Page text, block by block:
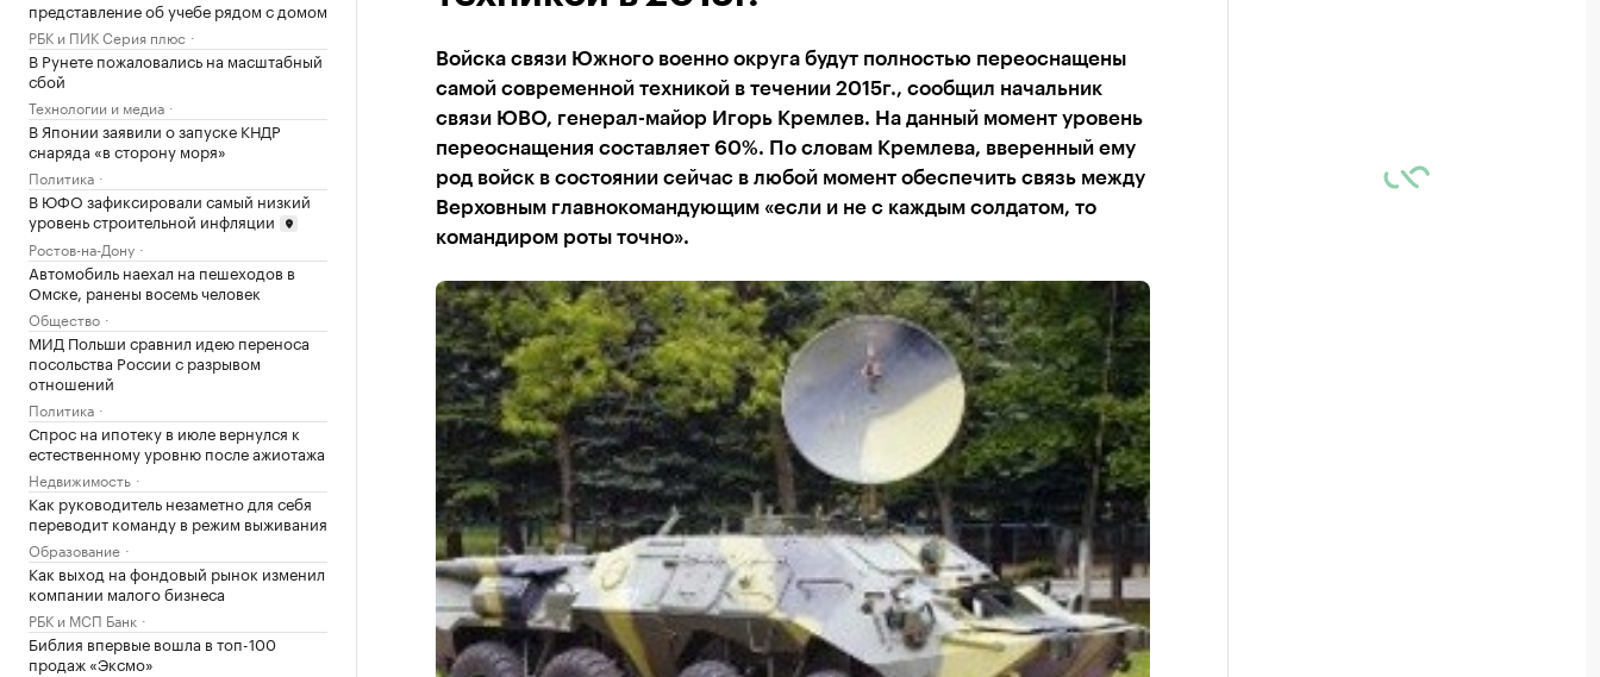
представление об учебе рядом с домом
РБК и ПИК Серия плюс
В Рунете пожаловались на масштабный
сбой
Технологии и медиа
В Японии заявили о запуске КНДР
снаряда «в сторону моря»
Политика
В ЮФО зафиксировали самый низкий
уровень строительной инфляции
Ростов-на-Дону
Автомобиль наехал на пешеходов в
Омске, ранены восемь человек
Общество
МИД Польши сравнил идею переноса
посольства России с разрывом
отношений
Политика
Спрос на ипотеку в июле вернулся к
естественному уровню после ажиотажа
Недвижимость
Как руководитель незаметно для себя
переводит команду в режим выживания
Образование
Как выход на фондовый рынок изменил
компании малого бизнеса
РБК и МСП Банк
Библия впервые вошла в топ-100
продаж «Эксмо»
Войска связи Южного военно округа будут полностью переоснащены
самой современной техникой в течении 2015г., сообщил начальник
связи ЮВО, генерал-майор Игорь Кремлев. На данный момент уровень
переоснащения составляет 60%. По словам Кремлева, вверенный ему
род войск в состоянии сейчас в любой момент обеспечить связь между
Верховным главнокомандующим «если и не с каждым солдатом, то
командиром роты точно».